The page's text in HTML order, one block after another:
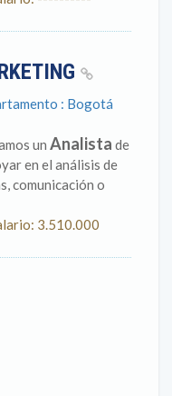
: Bogotá
un Analista de
en el análisis de
comunicación o
3.510.000